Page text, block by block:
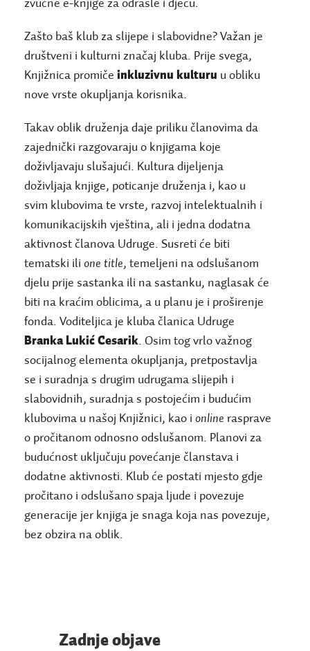
zvučne e-knjige za odrasle i djecu.
Zašto baš klub za slijepe i slabovidne? Važan je
društveni i kulturni značaj kluba. Prije svega,
Knjižnica promiče inkluzivnu kulturu u obliku
nove vrste okupljanja korisnika.
Takav oblik druženja daje priliku članovima da
zajednički razgovaraju o knjigama koje
doživljavaju slušajući. Kultura dijeljenja
doživljaja knjige, poticanje druženja i, kao u
svim klubovima te vrste, razvoj intelektualnih i
komunikacijskih vještina, ali i jedna dodatna
aktivnost članova Udruge. Susreti će biti
tematski ilione title, temeljeni na odslušanom
djelu prije sastanka ili na sastanku, naglasak će
biti na kraćim oblicima, a u planu je i proširenje
fonda. Voditeljica je kluba članica Udruge
Branka Lukić Cesarik. Osim tog vrlo važnog
socijalnog elementa okupljanja, pretpostavlja
se i suradnja s drugim udrugama slijepih i
slabovidnih, suradnja s postojećim i budućim
klubovima u našoj Knjižnici, kao ionline rasprave
o pročitanom odnosno odslušanom. Planovi za
budućnost uključuju povećanje članstava i
dodatne aktivnosti. Klub će postati mjesto gdje
pročitano i odslušano spaja ljude i povezuje
generacije jer knjiga je snaga koja nas povezuje,
bez obzira na oblik.
Zadnje objave